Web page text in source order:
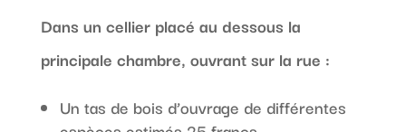
Dans un cellier placé au dessous la
principale chambre, ouvrant sur la rue :
Un tas de bois d’ouvrage de différentes